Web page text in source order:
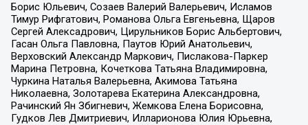
Борис Юльевич, Созаев Валерий Валерьевич, Исламов
Тимур Рифгатович, Романова Ольга Евгеньевна, Щаров
Сергей Алексадрович, Цирульников Борис Альбертович,
Гасан Ольга Павловна, Паутов Юрий Анатольевич,
Верховский Александр Маркович, Пислакова-Паркер
Марина Петровна, Кочеткова Татьяна Владимировна,
Чуркина Наталья Валерьевна, Акимова Татьяна
Николаевна, Золотарева Екатерина Александровна,
Рачинский Ян Збигневич, Жемкова Елена Борисовна,
Гудков Лев Дмитриевич, Илларионова Юлия Юрьевна,